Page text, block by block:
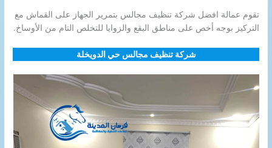
تقوم عمالة افضل شركة تنظيف مجالس بتمرير الجهاز على القماش مع
التركيز بوجه أخص على مناطق البقع والزوايا للتخلص التام من الأوساخ.
شركة تنظيف مجالس حي الدويخلة